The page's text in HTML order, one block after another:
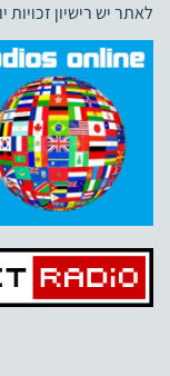
לאתר יש רישיון זכויות